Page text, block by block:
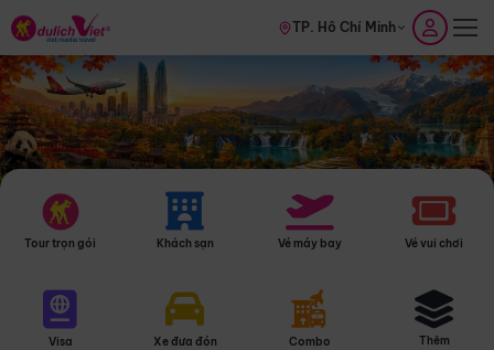
TP. Hồ Chí Minh
Tour trọn gói Khách sạn Vé máy bay Vé vui chơi
Visa Xe đưa đón Combo Thêm